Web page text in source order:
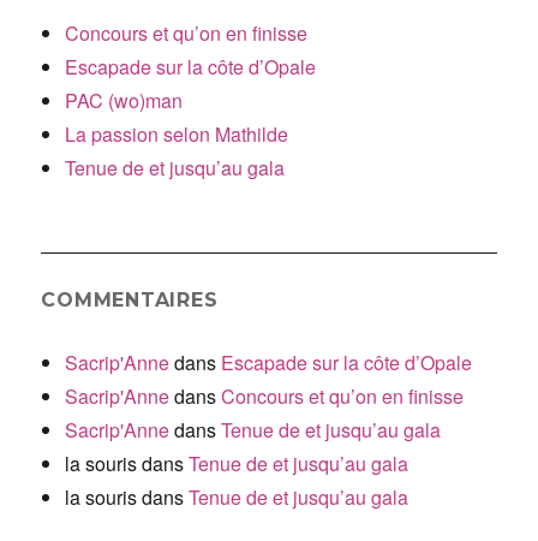
Concours et qu’on en finisse
Escapade sur la côte d’Opale
PAC (wo)man
La passion selon Mathilde
Tenue de et jusqu’au gala
COMMENTAIRES
Sacrip'Annedans Escapade sur la côte d’Opale
Sacrip'AnnedansConcours et qu’on en finisse
Sacrip'AnnedansTenue de et jusqu’au gala
la sourisdansTenue de et jusqu’au gala
la sourisdansTenue de et jusqu’au gala